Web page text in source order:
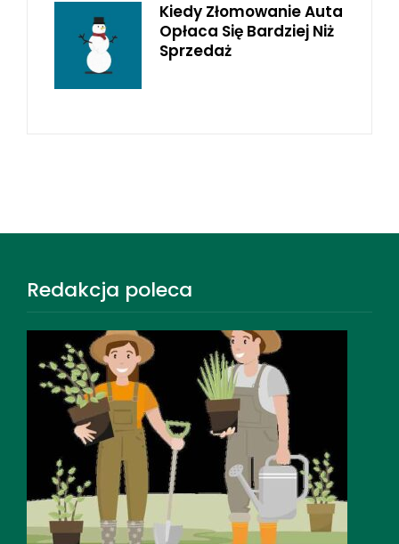
Kiedy Złomowanie Auta
Opłaca Się Bardziej Niż
Sprzedaż
Redakcja poleca